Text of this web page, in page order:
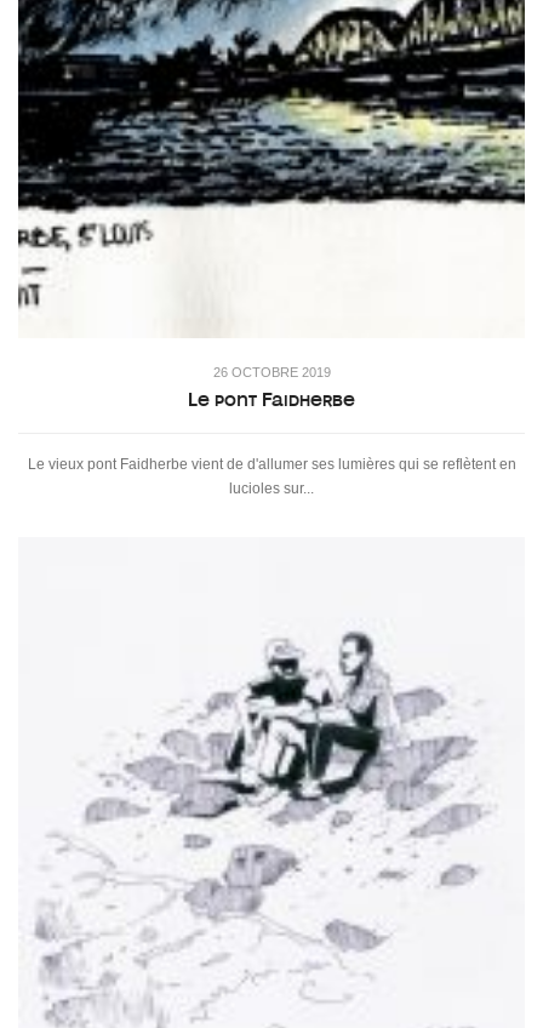
26 OCTOBRE 2019
Le pont Faidherbe
Le vieux pont Faidherbe vient de d'allumer ses lumières qui se reflètent en
lucioles sur...